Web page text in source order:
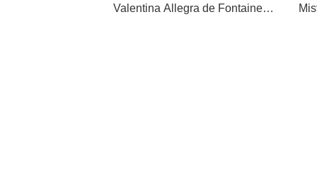
Valentina Allegra de Fontaine